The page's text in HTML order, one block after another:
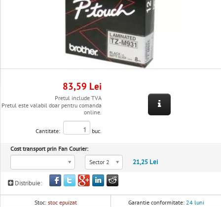
83,59 Lei
Pretul include TVA
Pretul este valabil doar pentru comanda
online.
Cantitate: buc.
Cost transport prin Fan Courier:
Sector 2
21,25 Lei
Distribuie:
Stoc: stoc epuizat Garantie conformitate: 24 luni